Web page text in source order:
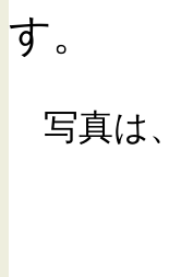
す。
写真は
・青